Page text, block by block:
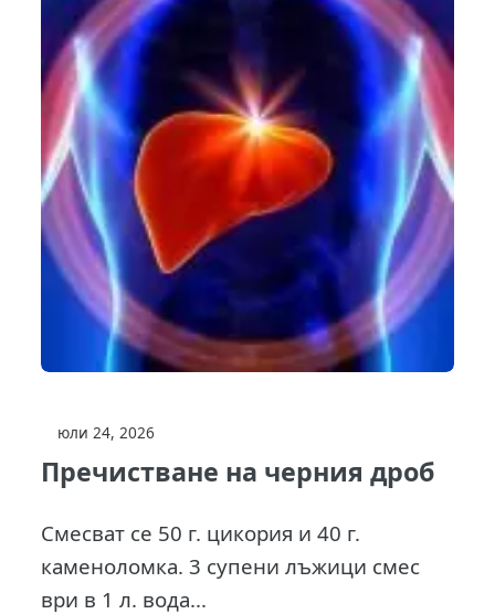
юли 24, 2026
Пречистване на черния дроб
Смесват се 50 г. цикория и 40 г.
каменоломка. 3 супени лъжици смес
ври в 1 л. вода...